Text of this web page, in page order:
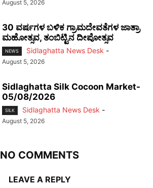
August 5, 2026
30 ವರ್ಷಗಳ ಬಳಿಕ ಗ್ರಾಮದೇವತೆಗಳ ಜಾತ್ರಾ
ಮಹೋತ್ಸವ, ತಂಬಿಟ್ಟಿನ ದೀಪೋತ್ಸವ
NEWS Sidlaghatta News Desk -
August 5, 2026
Sidlaghatta Silk Cocoon Market-
05/08/2026
SILK Sidlaghatta News Desk -
August 5, 2026
NO COMMENTS
LEAVE A REPLY